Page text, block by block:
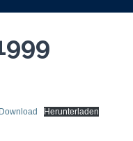
Herunterladen